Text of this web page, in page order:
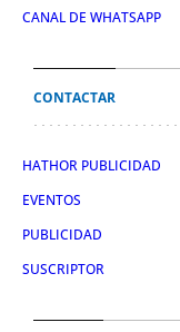
CANAL DE WHATSAPP
CONTACTAR
HATHOR PUBLICIDAD
EVENTOS
PUBLICIDAD
SUSCRIPTOR